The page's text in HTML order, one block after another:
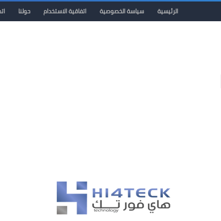
الرئيسية سياسة الخصوصية اتفاقية الاستخدام حولنا